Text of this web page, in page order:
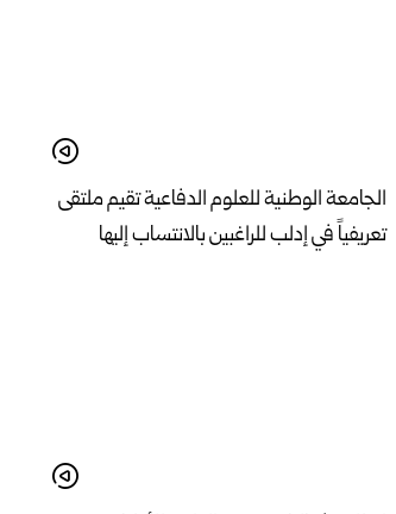
الجامعة الوطنية للعلوم الدفاعية تقيم ملتقى
تعريفياً في إدلب للراغبين بالانتساب إليها